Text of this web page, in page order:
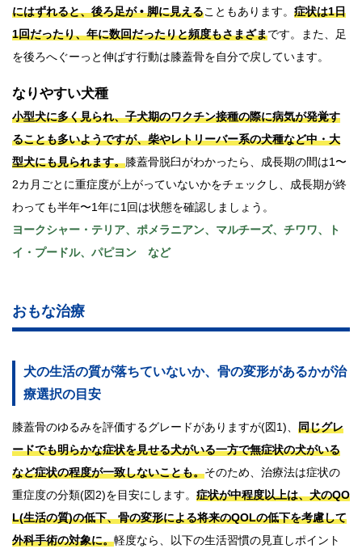
にはずれると、後ろ足が • 脚に見えることもあります。 症状は1日
1回だったり、年に数回だったりと頻度もさまざまです。また、足
を後ろへぐーっと伸ばす行動は膝蓋骨を自分で戻しています。
なりやすい犬種
小型犬に多く見られ、子犬期のワクチン接種の際に病気が発覚す
ることも多いようですが、柴やレトリーバー系の犬種など中・大
型犬にも見られます。膝蓋骨脱臼がわかったら、成長期の間は1〜
2カ月ごとに重症度が上がっていないかをチェックし、成長期が終
わっても半年〜1年に1回は状態を確認しましょう。
ヨークシャー・テリア、ポメラニアン、マルチーズ、チワワ、ト
イ・プードル、パピヨン など
おもな治療
犬の生活の質が落ちていないか、骨の変形があるかが治
療選択の目安
膝蓋骨のゆるみを評価するグレードがありますが(図1)、 同じグレ
ードでも明らかな症状を見せる犬がいる一方で無症状の犬がいる
など症状の程度が一致しないことも。そのため、治療法は症状の
重症度の分類(図2)を目安にします。 症状が中程度以上は、犬のQO
L(生活の質)の低下、骨の変形による将来のQOLの低下を考慮して
外科手術の対象に。軽度なら、以下の生活習慣の見直しポイント